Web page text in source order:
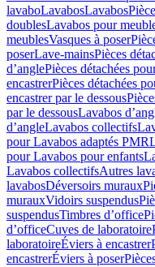
lavaboLavabosLavabos
doublesLavabos pour
meublesVasques à poser
poserLave-mainsPièces
d’anglePièces détachées
encastrerPièces détachées
encastrer par le dessous
par le dessousLavabos
d’angleLavabos collectifs
pour Lavabos adaptés PMR
pour Lavabos pour enfants
Lavabos collectifsAutres
lavabosDéversoirs muraux
murauxVidoirs suspendus
suspendusTimbres dʼoffice
dʼofficeCuves de laboratoire
laboratoireÉviers à encastrer
encastrerÉviers à poser